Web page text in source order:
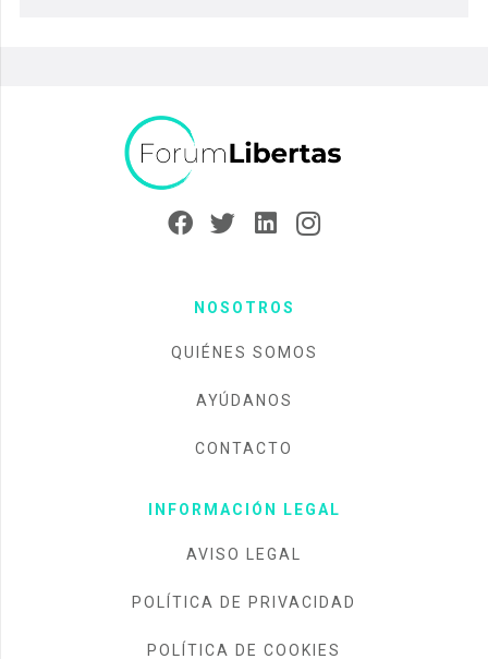
NOSOTROS
QUIÉNES SOMOS
AYÚDANOS
CONTACTO
INFORMACIÓN LEGAL
AVISO LEGAL
POLÍTICA DE PRIVACIDAD
POLÍTICA DE COOKIES